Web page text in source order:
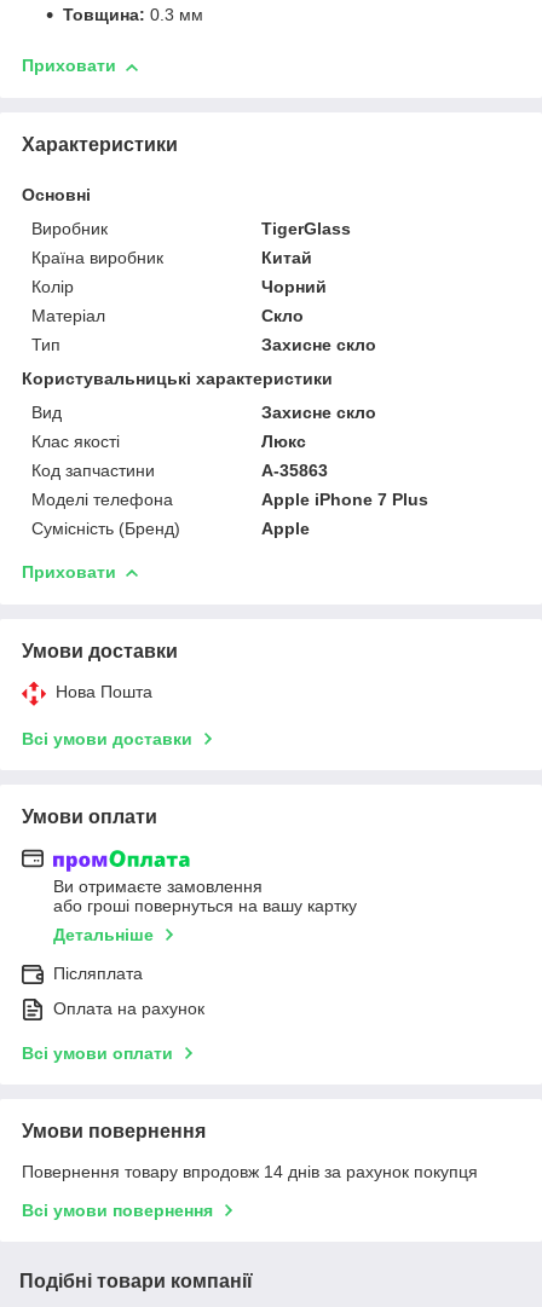
Товщина: 0.3 мм
Приховати
Характеристики
Основні
Виробник
TigerGlass
Країна виробник
Китай
Колір
Чорний
Матеріал
Скло
Тип
Захисне скло
Користувальницькі характеристики
Вид
Захисне скло
Клас якості
Люкс
Код запчастини
A-35863
Моделі телефона
Apple iPhone 7 Plus
Сумісність (Бренд)
Apple
Приховати
Умови доставки
Нова Пошта
Всі умови доставки
Умови оплати
Ви отримаєте замовлення
або гроші повернуться на вашу картку
Детальніше
Післяплата
Оплата на рахунок
Всі умови оплати
Умови повернення
Повернення товару впродовж 14 днів за рахунок покупця
Всі умови повернення
Подібні товари компанії